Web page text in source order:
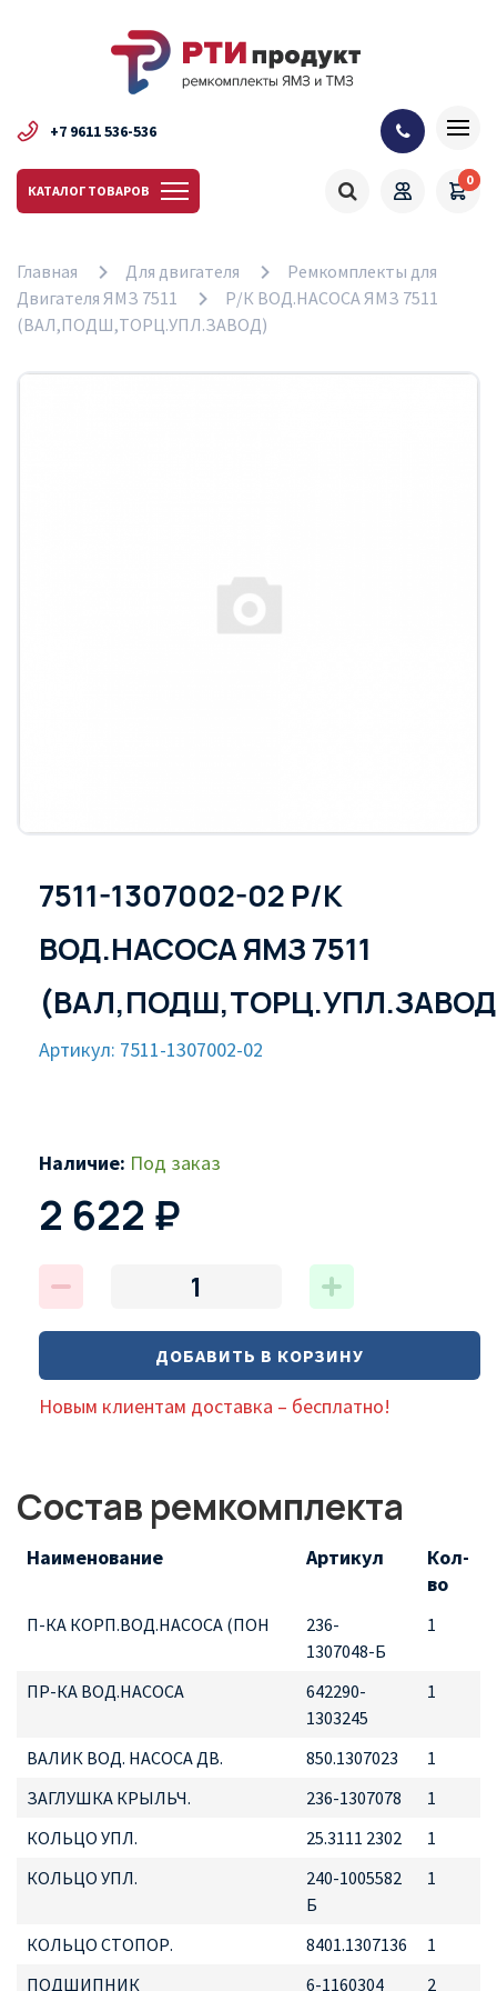
+7 9611 536-536
КАТАЛОГ ТОВАРОВ
0
Главная Для двигателя
Ремкомплекты для
Двигателя ЯМЗ 7511
Р/К ВОД.НАСОСА ЯМЗ 7511
(ВАЛ,ПОДШ,ТОРЦ.УПЛ.ЗАВОД)
7511-1307002-02 Р/К
ВОД.НАСОСА ЯМЗ 7511
Артикул: 7511-1307002-02
Наличие: Под заказ
2 622 ₽
ДОБАВИТЬ В КОРЗИНУ
Новым клиентам доставка – бесплатно!
Состав ремкомплекта
Наименование Артикул
Кол-
во
П-КА КОРП.ВОД.НАСОСА (ПОН
236-
1307048-Б
1
ПР-КА ВОД.НАСОСА
642290-
1303245
1
ВАЛИК ВОД. НАСОСА ДВ. 850.1307023
1
ЗАГЛУШКА КРЫЛЬЧ.
236-1307078
1
КОЛЬЦО УПЛ.
25.3111 2302
1
КОЛЬЦО УПЛ.
240-1005582
Б
1
КОЛЬЦО СТОПОР. 8401.1307136
1
ПОДШИПНИК
6-1160304 2